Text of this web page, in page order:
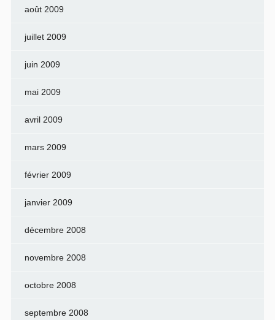
août 2009
juillet 2009
juin 2009
mai 2009
avril 2009
mars 2009
février 2009
janvier 2009
décembre 2008
novembre 2008
octobre 2008
septembre 2008